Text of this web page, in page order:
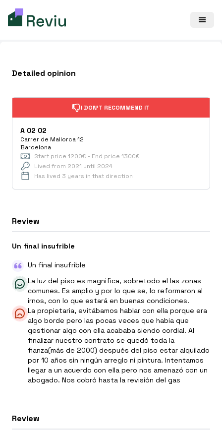
Detailed opinion
I DON'T RECOMMEND IT
A 02 02
Carrer de Mallorca 12
Barcelona
Start price 1200€ - End price 1300€
Lived from 2021 until 2024
Has lived 3 years in that direction
Review
Un final insufrible
Un final insufrible
La luz del piso es magnifica, sobretodo el las zonas
comunes. Es amplio y por lo que se, lo reformaron al
irnos, con lo que estará en buenas condiciones.
La propietaria, evitábamos hablar con ella porque era
algo borde pero las pocas veces que habia que
gestionar algo con ella acababa siendo cordial. Al
finalizar nuestro contrato se quedó toda la
fianza(más de 2000) después del piso estar alquilado
por 10 años sin ningún arreglo ni pintura. Intentamos
llegar a un acuerdo con ella pero nos amenazó con un
abogado. Nos cobró hasta la revisión del gas
Review